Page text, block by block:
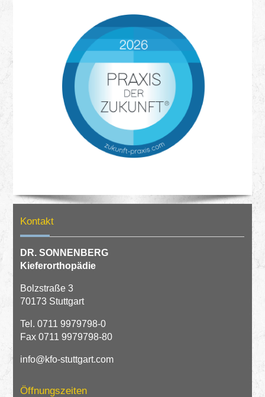
Kontakt
DR. SONNENBERG
Kieferorthopädie
Bolzstraße 3
70173 Stuttgart
Tel.0711 9979798-0
Fax 0711 9979798-80
info@kfo-stuttgart.com
Öffnungszeiten